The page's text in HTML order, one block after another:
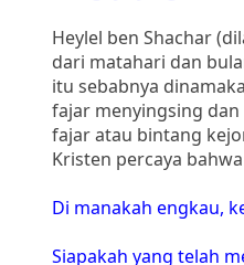
Heylel ben Shachar
dari matahari dan
itu sebabnya
fajar menyingsing
fajar atau bintang
Kristen percaya
Di manakah engkau,
Siapakah yang telah